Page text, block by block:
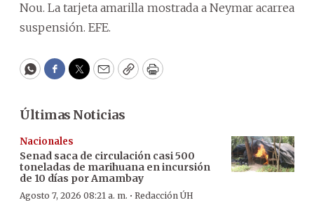
Nou. La tarjeta amarilla mostrada a Neymar acarrea
suspensión. EFE.
WhatsApp
Facebook
Twitter
EmailCopyPrint
Últimas Noticias
Nacionales
Senad saca de circulación casi 500
toneladas de marihuana en incursión
de 10 días por Amambay
Agosto 7, 2026 08:21 a. m. · Redacción ÚH